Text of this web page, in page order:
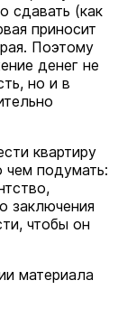
сдавать (как
приносит
Поэтому
денег не
но и в
квартиру
чем подумать:
заключения
чтобы он
материала